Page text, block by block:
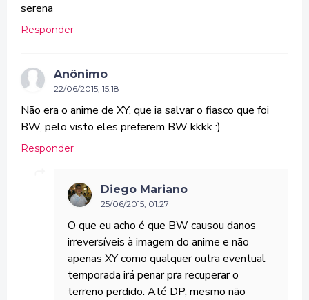
serena
Responder
Anônimo
22/06/2015, 15:18
Não era o anime de XY, que ia salvar o fiasco que foi
BW, pelo visto eles preferem BW kkkk :)
Responder
Diego Mariano
25/06/2015, 01:27
O que eu acho é que BW causou danos
irreversíveis à imagem do anime e não
apenas XY como qualquer outra eventual
temporada irá penar pra recuperar o
terreno perdido. Até DP, mesmo não